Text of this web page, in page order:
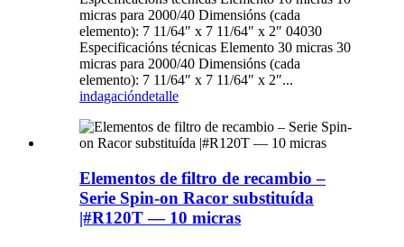
micras para 2000/40 Dimensións (cada
elemento): 7 11/64″ x 7 11/64″ x 2″ 04030
Especificacións técnicas Elemento 30 micras 30
micras para 2000/40 Dimensións (cada
elemento): 7 11/64″ x 7 11/64″ x 2″...
indagacióndetalle
Elementos de filtro de recambio –
Serie Spin-on Racor substituída
|#R120T — 10 micras